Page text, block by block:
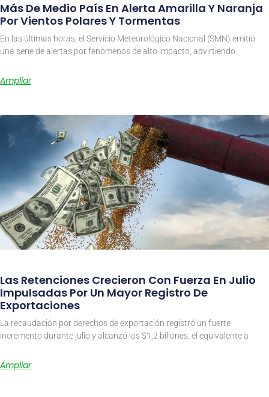
Más De Medio País En Alerta Amarilla Y Naranja
Por Vientos Polares Y Tormentas
En las últimas horas, el Servicio Meteorológico Nacional (SMN) emitió
una serie de alertas por fenómenos de alto impacto, advirtiendo
Ampliar
Las Retenciones Crecieron Con Fuerza En Julio
Impulsadas Por Un Mayor Registro De
Exportaciones
La recaudación por derechos de exportación registró un fuerte
incremento durante julio y alcanzó los $1,2 billones, el equivalente a
Ampliar